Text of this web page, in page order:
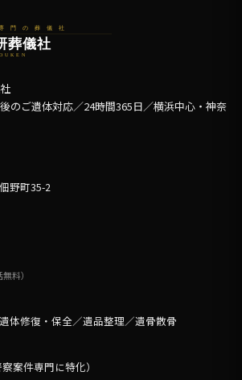
のご遺体対応／24時間365日／横浜中心・神奈
野町35-2
料）
体修復・保全／遺品整理／遺骨散骨
案件専門に特化）